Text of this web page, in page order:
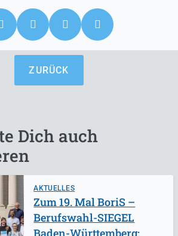
ZURÜCK
Dich auch
AKTUELLES
Zum 19. Mal BoriS –
Berufswahl-SIEGEL
Baden-Württemberg: